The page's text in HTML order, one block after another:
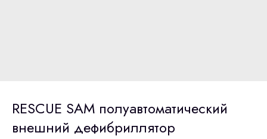
RESCUE SAM полуавтоматический
внешний дефибриллятор